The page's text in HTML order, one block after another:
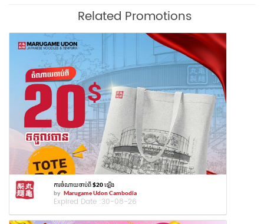
Related Promotions
ការចំណាយចាប់ពី $20 ឡើង
by Marugame Udon Cambodia
Expired Date :30-08-26